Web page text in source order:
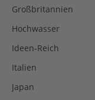
Großbritannien
Hochwasser
Ideen-Reich
Italien
Japan